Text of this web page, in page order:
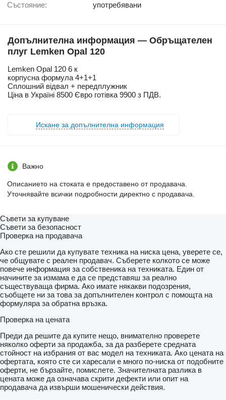
Състояние: употребявани
Допълнителна информация — Обръщателен
плуг Lemken Opal 120
Lemken Opal 120 6 к
корпусна формула 4+1+1
Сплошний відвал + передплужник
Ціна в Україні 8500 Євро готівка 9900 з ПДВ.
Искане за допълнителна информация
Важно
Описанието на стоката е предоставено от продавача.
Уточнявайте всички подробности директно с продавача.
Съвети за купуване
Съвети за безопасност
Проверка на продавача
Ако сте решили да купувате техника на ниска цена, уверете се,
че общувате с реален продавач. Съберете колкото се може
повече информация за собственика на техниката. Един от
начините за измама е да се представяш за реално
съществуваща фирма. Ако имате някакви подозрения,
съобщете ни за това за допълнителен контрол с помощта на
формуляра за обратна връзка.
Проверка на цената
Преди да решите да купите нещо, внимателно проверете
няколко оферти за продажба, за да разберете средната
стойност на избрания от вас модел на техниката. Ако цената на
офертата, която сте си харесали е много по-ниска от подобните
оферти, не бързайте, помислете. Значителната разлика в
цената може да означава скрити дефекти или опит на
продавача да извърши мошенически действия.